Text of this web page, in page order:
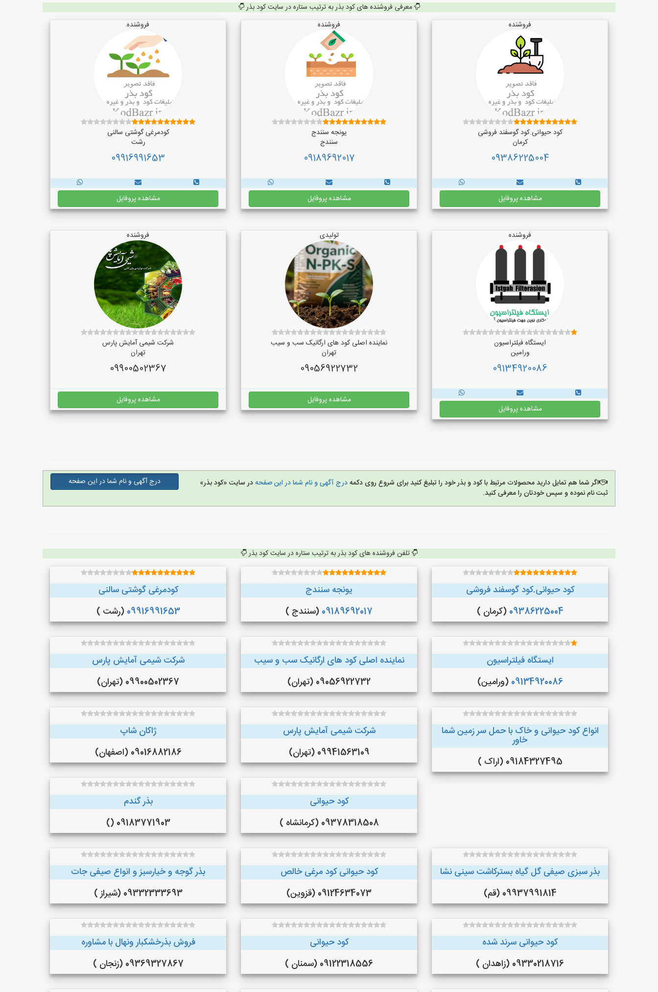
معرفی فروشنده های کود بذر به ترتیب ستاره در سایت کود بذر
فروشنده
کود حیوانی.کود گوسفند فروشی
کرمان
09386225004
مشاهده پروفایل
فروشنده
یونجه سنندج
سنندج
09189692017
مشاهده پروفایل
فروشنده
کودمرغی گوشتی سالنی
رشت
09916991653
مشاهده پروفایل
فروشنده
ایستگاه فیلتراسیون
ورامین
09134920086
مشاهده پروفایل
تولیدی
نماینده اصلی کود های ارگانیک سب و سیب
تهران
09056922732
مشاهده پروفایل
فروشنده
شرکت شیمی آمایش پارس
تهران
09900502367
مشاهده پروفایل
اگر شما هم تمایل دارید محصولات مرتبط با کود و بذر خود را تبلیغ کنید برای شروع روی دکمهدرج آگهی و نام شما در این صفحهدر سایت «کود بذر»
ثبت نام نموده و سپس خودتان را معرفی کنید.
درج آگهی و نام شما در این صفحه
تلفن فروشنده های کود بذر به ترتیب ستاره در سایت کود بذر
کود حیوانی.کود گوسفند فروشی
09386225004 (کرمان )
یونجه سنندج
09189692017 (سنندج )
کودمرغی گوشتی سالنی
09916991653 (رشت )
ایستگاه فیلتراسیون
09134920086 (ورامین)
نماینده اصلی کود های ارگانیک سب و سیب
09056922732 (تهران)
شرکت شیمی آمایش پارس
09900502367 (تهران)
انواع کود حیوانی و خاک با حمل سر زمین شما
خاور
09184327495 (اراک )
شرکت شیمی آمایش پارس
09941563109 (تهران)
ژاکان شاپ
09016882186 (اصفهان)
کود حیوانی
09378318508 (کرمانشاه )
بذر گندم
09183771903 ()
بذر سبزی صیفی گل گیاه بسترکاشت سینی نشا
09937991814 (قم)
کود حیوانی کود مرغی خالص
09124634073 (قزوین)
بذر گوجه و خیارسبز و انواع صیفی جات
09332333693 (شیراز )
کود حیوانی سرند شده
09330218716 (زاهدان )
کود حیوانی
09122318556 (سمنان )
فروش بذرخشکبار ونهال با مشاوره
09369327867 (زنجان )